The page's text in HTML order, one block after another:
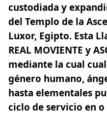
custodiada y
del Templo de la
Luxor, Egipto. Esta
REAL MOVIENTE y
mediante la cual
género humano,
hasta elementales
ciclo de servicio en